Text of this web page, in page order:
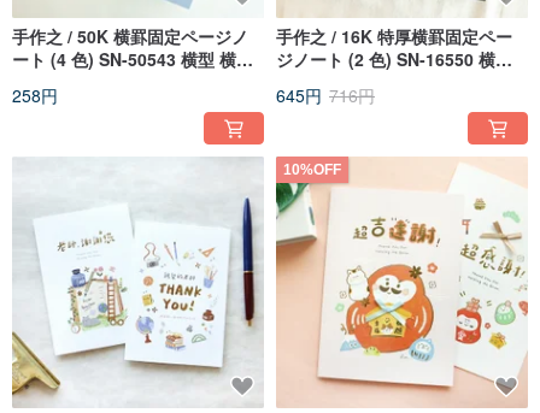
手作之 / 50K 横罫固定ページノ
ート (4 色) SN-50543 横型 横罫
258円
手作之 / 16K 特厚横罫固定ペー
ジノート (2 色) SN-16550 横型
645円 716円
10%OFF